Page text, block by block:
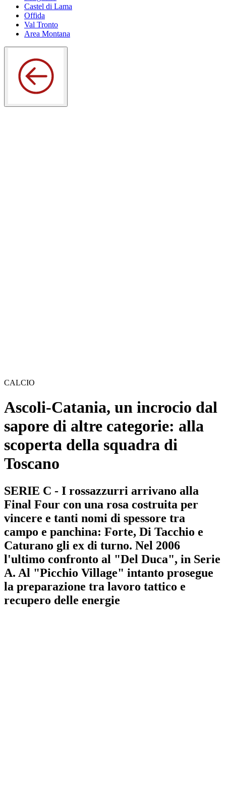
Castel di Lama
Offida
Val Tronto
Area Montana
CALCIO
Ascoli-Catania, un incrocio dal
sapore di altre categorie: alla
scoperta della squadra di
Toscano
SERIE C - I rossazzurri arrivano alla
Final Four con una rosa costruita per
vincere e tanti nomi di spessore tra
campo e panchina: Forte, Di Tacchio e
Caturano gli ex di turno. Nel 2006
l'ultimo confronto al "Del Duca", in Serie
A. Al "Picchio Village" intanto prosegue
la preparazione tra lavoro tattico e
recupero delle energie